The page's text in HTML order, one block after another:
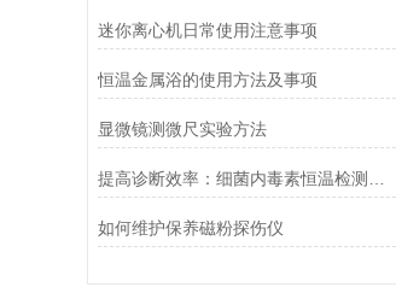
迷你离心机日常使用注意事项
恒温金属浴的使用方法及事项
显微镜测微尺实验方法
如何维护保养磁粉探伤仪